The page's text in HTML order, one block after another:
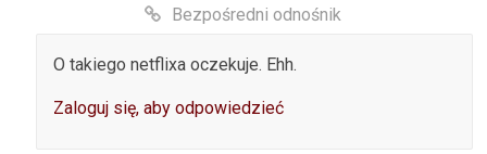
Bezpośredni odnośnik
O takiego netflixa oczekuje. Ehh.
Zaloguj się, aby odpowiedzieć